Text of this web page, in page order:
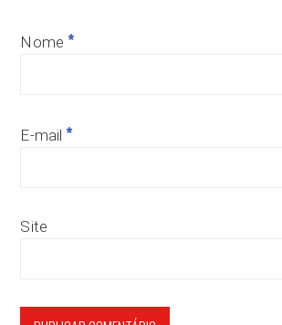
Nome *
E-mail *
Site